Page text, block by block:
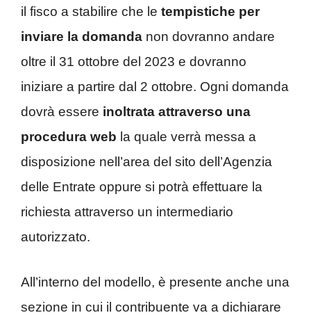
il fisco a stabilire che le tempistiche per
inviare la domanda non dovranno andare
oltre il 31 ottobre del 2023 e dovranno
iniziare a partire dal 2 ottobre. Ogni domanda
dovrà essere inoltrata attraverso una
procedura web la quale verrà messa a
disposizione nell’area del sito dell’Agenzia
delle Entrate oppure si potrà effettuare la
richiesta attraverso un intermediario
autorizzato.
All’interno del modello, è presente anche una
sezione in cui il contribuente va a dichiarare